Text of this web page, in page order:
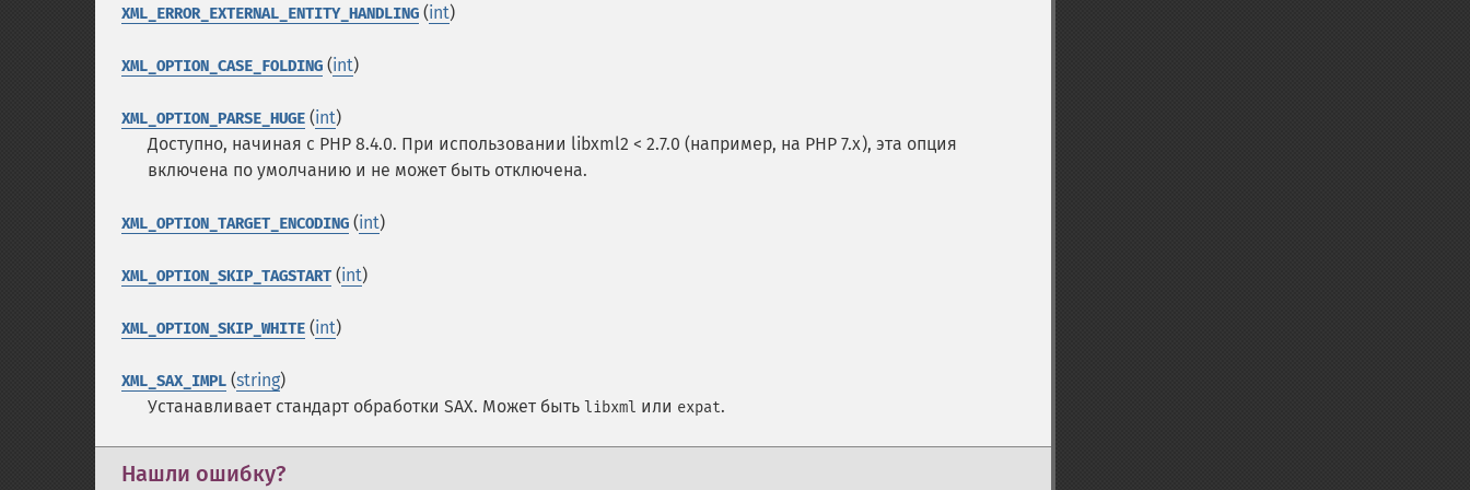
XML_ERROR_EXTERNAL_ENTITY_HANDLING (int)
XML_OPTION_CASE_FOLDING (int)
XML_OPTION_PARSE_HUGE (int)
Доступно, начиная с PHP 8.4.0. При использовании libxml2 < 2.7.0 (например, на PHP 7.x), эта опция
включена по умолчанию и не может быть отключена.
XML_OPTION_TARGET_ENCODING (int)
XML_OPTION_SKIP_TAGSTART (int)
XML_OPTION_SKIP_WHITE (int)
XML_SAX_IMPL (string)
Устанавливает стандарт обработки SAX. Может быть libxml или expat.
Нашли ошибку?